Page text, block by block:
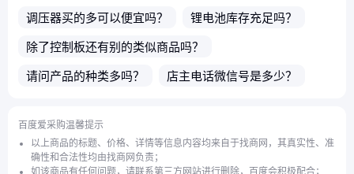
调压器买的多可以便宜吗？ 锂电池库存充足吗？
除了控制板还有别的类似商品吗？
请问产品的种类多吗？ 店主电话微信号是多少？
有哪些电源输入类型的电抗器 呢？
百度爱采购温馨提示
以上商品的标题、价格、详情等信息内容均来自于找商网，其真实性、准
确性和合法性均由找商网负责；
如该商品有任何问题，请联系第三方网站进行删除，百度会积极配合；